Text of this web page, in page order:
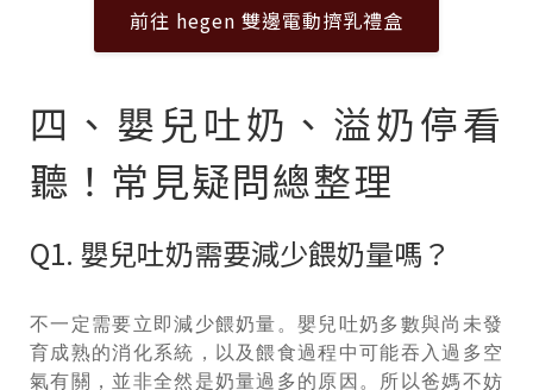
前往 hegen 雙邊電動擠乳禮盒
四、嬰兒吐奶、溢奶停看
聽！常見疑問總整理
Q1. 嬰兒吐奶需要減少餵奶量嗎？
不一定需要立即減少餵奶量。嬰兒吐奶多數與尚未發
育成熟的消化系統，以及餵食過程中可能吞入過多空
氣有關，並非全然是奶量過多的原因。所以爸媽不妨